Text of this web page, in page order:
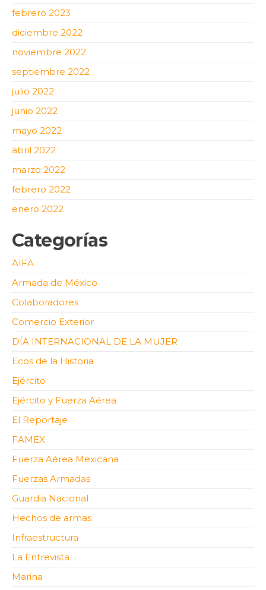
febrero 2023
diciembre 2022
noviembre 2022
septiembre 2022
julio 2022
junio 2022
mayo 2022
abril 2022
marzo 2022
febrero 2022
enero 2022
Categorías
AIFA
Armada de México
Colaboradores
Comercio Exterior
DÍA INTERNACIONAL DE LA MUJER
Ecos de la Historia
Ejército
Ejército y Fuerza Aérea
El Reportaje
FAMEX
Fuerza Aérea Mexicana
Fuerzas Armadas
Guardia Nacional
Hechos de armas
Infraestructura
La Entrevista
Marina